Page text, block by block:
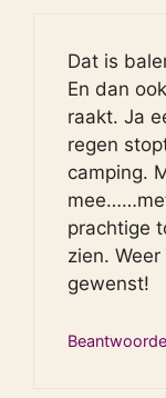
Dat is
En dan
raakt. Ja
regen
camping.
prachtige
zien.
gewenst!